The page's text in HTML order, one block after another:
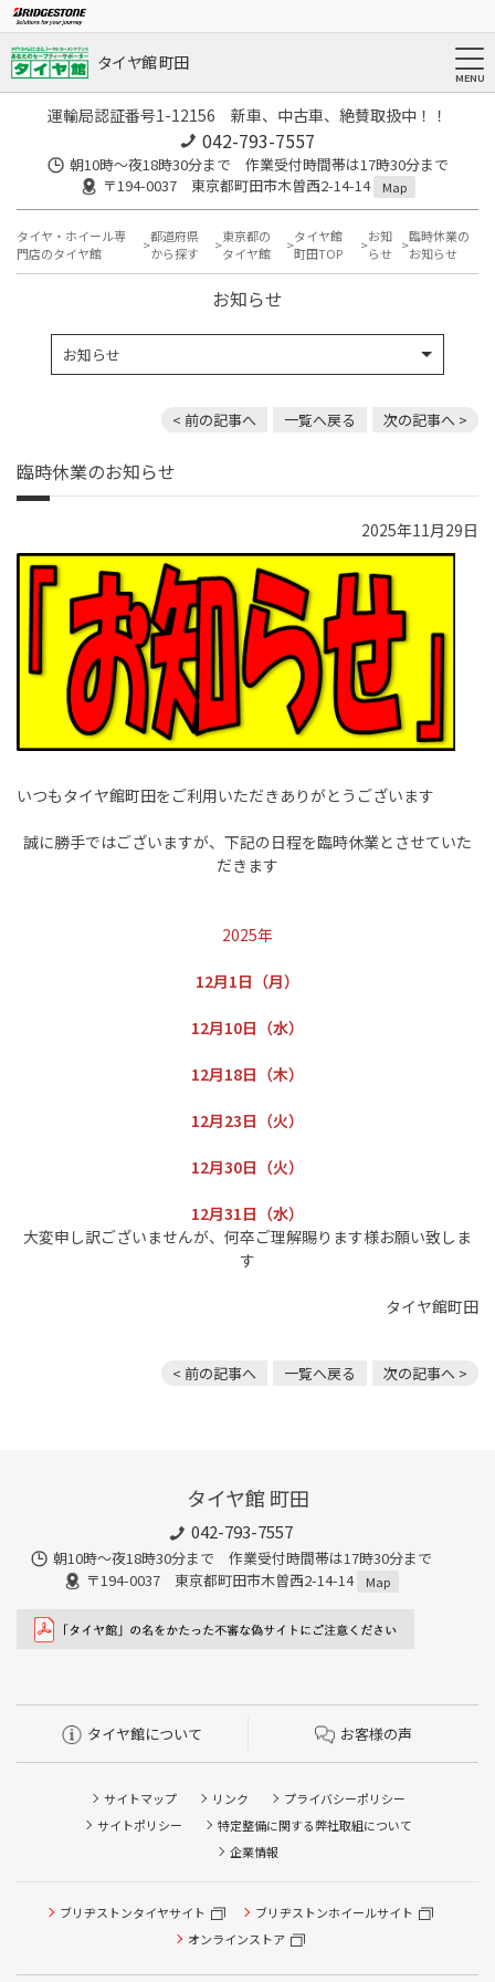
タイヤ館 町田
運輸局認証番号1-12156 新車、中古車、絶賛取扱中！！
042-793-7557
朝10時～夜18時30分まで 作業受付時間帯は17時30分まで
〒194-0037 東京都町田市木曽西2-14-14
Map
タイヤ・ホイール専
門店のタイヤ館
都道府県
から探す
東京都の
タイヤ館
タイヤ館
町田TOP
お知
らせ
臨時休業の
お知らせ
お知らせ
お知らせ
< 前の記事へ 一覧へ戻る 次の記事へ >
臨時休業のお知らせ
2025年11月29日
いつもタイヤ館町田をご利用いただきありがとうございます
誠に勝手ではございますが、下記の日程を臨時休業とさせていた
だきます
2025年
12月1日（月）
12月10日（水）
12月18日（木）
12月23日（火）
12月30日（火）
12月31日（水）
大変申し訳ございませんが、何卒ご理解賜ります様お願い致しま
す
タイヤ館町田
< 前の記事へ 一覧へ戻る 次の記事へ >
タイヤ館 町田
042-793-7557
朝10時～夜18時30分まで 作業受付時間帯は17時30分まで
〒194-0037 東京都町田市木曽西2-14-14
Map
タイヤ館について お客様の声
サイトマップ リンク
プライバシーポリシー
サイトポリシー
特定整備に関する弊社取組について
企業情報
ブリヂストンタイヤサイト
ブリヂストンホイールサイト
オンラインストア